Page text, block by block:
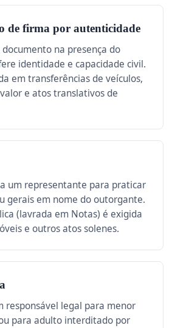
de firma por autenticidade
documento na presença do
identidade e capacidade civil.
em transferências de veículos,
e atos translativos de
um representante para praticar
gerais em nome do outorgante.
(lavrada em Notas) é exigida
e outros atos solenes.
responsável legal para menor
para adulto interditado por